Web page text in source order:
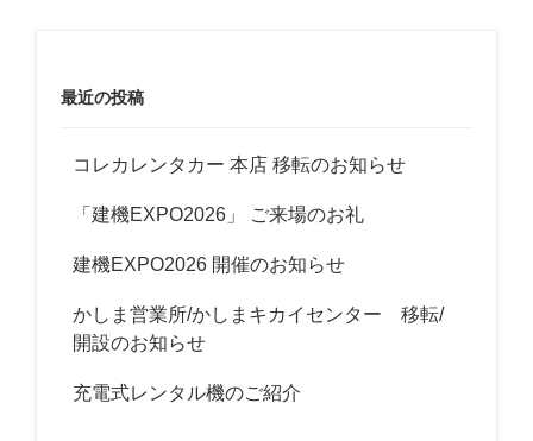
最近の投稿
コレカレンタカー 本店 移転のお知らせ
「建機EXPO2026」 ご来場のお礼
建機EXPO2026 開催のお知らせ
かしま営業所/かしまキカイセンター 移転/
開設のお知らせ
充電式レンタル機のご紹介